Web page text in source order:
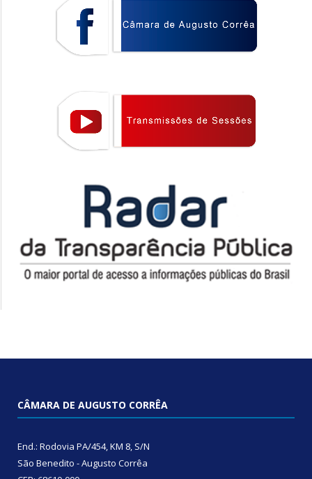
CÂMARA DE AUGUSTO CORRÊA
End.: Rodovia PA/454, KM 8, S/N
São Benedito - Augusto Corrêa